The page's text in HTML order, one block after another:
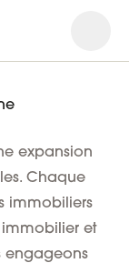
expansion
Chaque
immobiliers
et
engageons